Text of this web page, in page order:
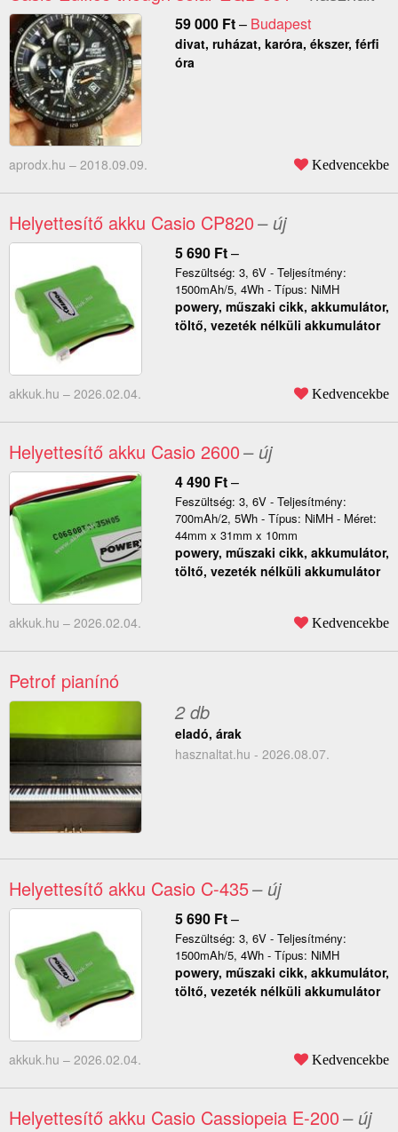
59 000 Ft– Budapest
divat, ruházat, karóra, ékszer, férfi
óra
aprodx.hu – 2018.09.09. Kedvencekbe
Helyettesítő akku Casio CP820– új
5 690 Ft–
Feszültség: 3, 6V - Teljesítmény:
1500mAh/5, 4Wh - Típus: NiMH
powery, műszaki cikk, akkumulátor,
töltő, vezeték nélküli akkumulátor
akkuk.hu – 2026.02.04. Kedvencekbe
Helyettesítő akku Casio 2600– új
4 490 Ft–
Feszültség: 3, 6V - Teljesítmény:
700mAh/2, 5Wh - Típus: NiMH - Méret:
44mm x 31mm x 10mm
powery, műszaki cikk, akkumulátor,
töltő, vezeték nélküli akkumulátor
akkuk.hu – 2026.02.04. Kedvencekbe
Petrof pianínó
2 db
eladó, árak
hasznaltat.hu - 2026.08.07.
Helyettesítő akku Casio C-435– új
5 690 Ft–
Feszültség: 3, 6V - Teljesítmény:
1500mAh/5, 4Wh - Típus: NiMH
powery, műszaki cikk, akkumulátor,
töltő, vezeték nélküli akkumulátor
akkuk.hu – 2026.02.04. Kedvencekbe
Helyettesítő akku Casio Cassiopeia E-200– új